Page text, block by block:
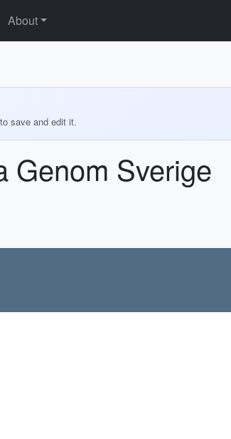
About
save and edit it.
Genom Sverige